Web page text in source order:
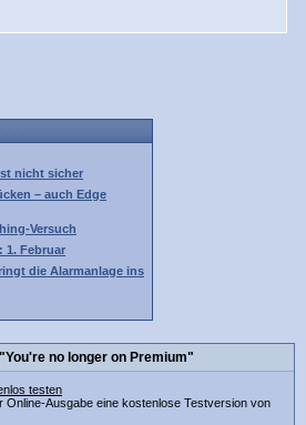
nicht sicher
– auch Edge
Versuch
1. Februar
die Alarmanlage ins
no longer on Premium"
testen
Online-Ausgabe eine kostenlose Testversion von